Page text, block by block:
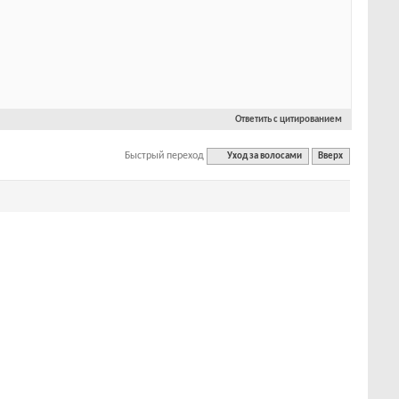
Ответить с цитированием
Быстрый переход Уход за волосами Вверх